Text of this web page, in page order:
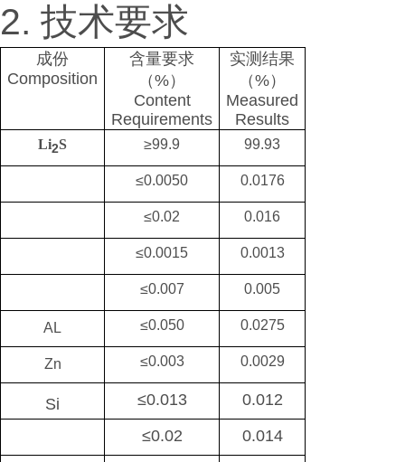
2. 技术要求
成份
Composition
含量要求
（%）
Content
Requirements
实测结果
（%）
Measured
Results
Li2S ≥99.9 99.93
≤0.0050 0.0176
≤0.02 0.016
≤0.0015 0.0013
≤0.007 0.005
AL ≤0.050 0.0275
Zn ≤0.003 0.0029
Si ≤0.013
0.012
≤0.02
0.014